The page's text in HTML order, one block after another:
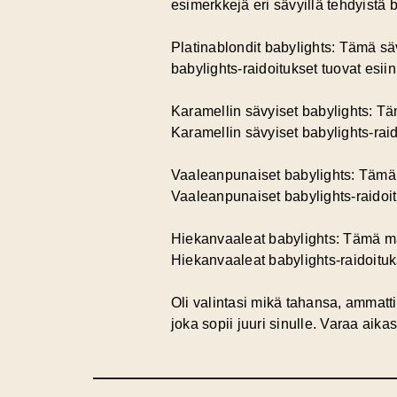
esimerkkejä eri sävyillä tehdyistä
Platinablondit babylights: Tämä
babylights-raidoitukset tuovat
Karamellin sävyiset babylights:
Karamellin sävyiset babylights-
Vaaleanpunaiset babylights:
Vaaleanpunaiset babylights-
Hiekanvaaleat babylights: Tämä
Hiekanvaaleat babylights-
Oli valintasi mikä tahansa,
joka sopii juuri sinulle. Varaa